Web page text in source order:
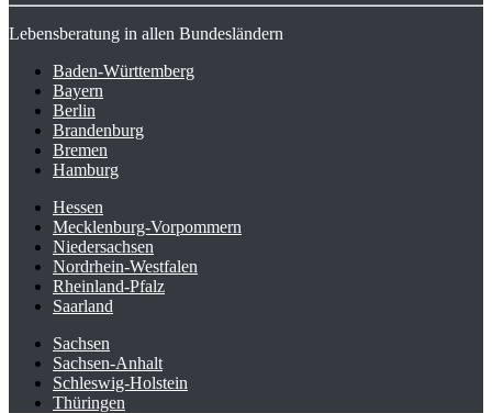
Lebensberatung in allen Bundesländern
Baden-Württemberg
Bayern
Berlin
Brandenburg
Bremen
Hamburg
Hessen
Mecklenburg-Vorpommern
Niedersachsen
Nordrhein-Westfalen
Rheinland-Pfalz
Saarland
Sachsen
Sachsen-Anhalt
Schleswig-Holstein
Thüringen